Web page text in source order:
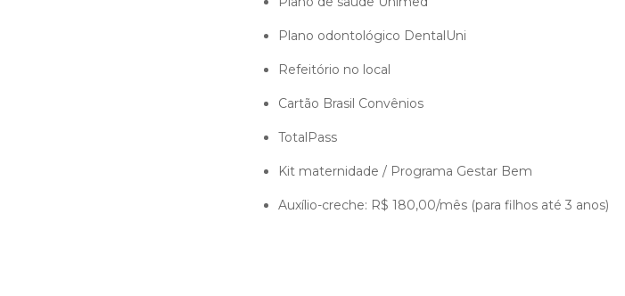
Plano odontológico DentalUni
Refeitório no local
Cartão Brasil Convênios
TotalPass
Kit maternidade / Programa Gestar Bem
Auxílio-creche: R$ 180,00/mês (para filhos até 3 anos)